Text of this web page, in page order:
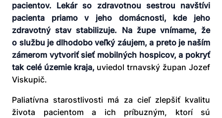
pacientov. Lekár so zdravotnou sestrou navštívi
pacienta priamo v jeho domácnosti, kde jeho
zdravotný stav stabilizuje. Na župe vnímame, že
o službu je dlhodobo veľký záujem, a preto je naším
zámerom vytvoriť sieť mobilných hospicov, a pokryť
tak celé územie kraja, uviedol trnavský župan Jozef
Viskupič.
Paliatívna starostlivosti má za cieľ zlepšiť kvalitu
života pacientom a ich príbuzným, ktorí sú